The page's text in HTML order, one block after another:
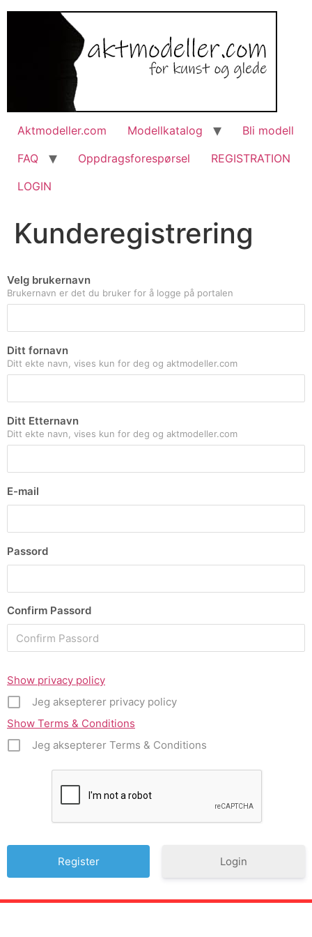
Aktmodeller.com Modellkatalog
Bli modell
FAQ
Oppdragsforespørsel
REGISTRATION
LOGIN
Kunderegistrering
Velg brukernavn
Brukernavn er det du bruker for å logge på portalen
Ditt fornavn
Ditt ekte navn, vises kun for deg og aktmodeller.com
Ditt Etternavn
Ditt ekte navn, vises kun for deg og aktmodeller.com
E-mail
Passord
Confirm Passord
Show privacy policy
Jeg aksepterer privacy policy
Show Terms & Conditions
Jeg aksepterer Terms & Conditions
Login